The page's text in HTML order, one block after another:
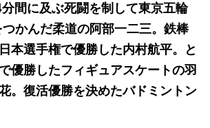
間に及ぶ死闘を制して東京五輪
かんだ柔道の阿部一二三。鉄棒
本選手権で優勝した内村航平。と
優勝したフィギュアスケートの羽
。復活優勝を決めたバドミントン